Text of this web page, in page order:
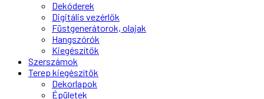
Dekóderek
Digitális vezérlők
Füstgenerátorok, olajak
Hangszórók
Kiegészítők
Szerszámok
Terep kiegészítők
Dekorlapok
Épületek